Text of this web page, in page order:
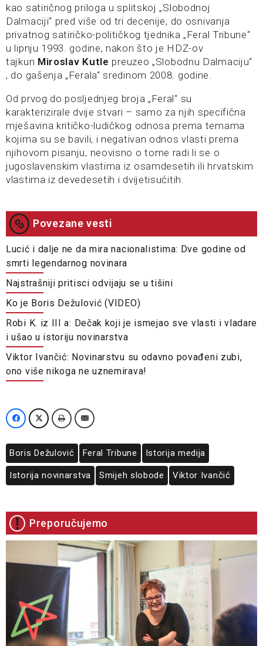
kao satiričnog priloga u splitskoj „Slobodnoj
Dalmaciji“ pred više od tri decenije, do osnivanja
privatnog satiričko-političkog tjednika „Feral Tribune“
u lipnju 1993. godine, nakon što je HDZ-ov
tajkun Miroslav Kutle preuzeo „Slobodnu Dalmaciju“
, do gašenja „Ferala“ sredinom 2008. godine.
Od prvog do posljednjeg broja „Feral“ su
karakterizirale dvije stvari – samo za njih specifična
mješavina kritičko-ludičkog odnosa prema temama
kojima su se bavili, i negativan odnos vlasti prema
njihovom pisanju, neovisno o tome radi li se o
jugoslavenskim vlastima iz osamdesetih ili hrvatskim
vlastima iz devedesetih i dvijetisućitih.
Povezane vesti
Lucić i dalje ne da mira nacionalistima: Dve godine od
smrti legendarnog novinara
Najstrašniji pritisci odvijaju se u tišini
Ko je Boris Dežulović (VIDEO)
Robi K. iz III a: Dečak koji je ismejao sve vlasti i vladare
i ušao u istoriju novinarstva
Viktor Ivančić: Novinarstvu su odavno povađeni zubi,
ono više nikoga ne uznemirava!
Boris Dežulović Feral Tribune Istorija medija
Istorija novinarstva Smijeh slobode Viktor Ivančić
Preporučujemo